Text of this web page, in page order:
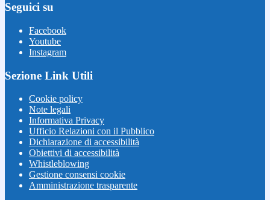
Seguici su
Facebook
Youtube
Instagram
Sezione Link Utili
Cookie policy
Note legali
Informativa Privacy
Ufficio Relazioni con il Pubblico
Dichiarazione di accessibilità
Obiettivi di accessibilità
Whistleblowing
Gestione consensi cookie
Amministrazione trasparente